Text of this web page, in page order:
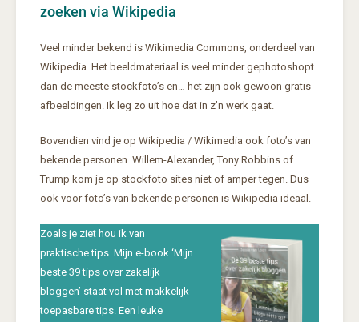
zoeken via Wikipedia
Veel minder bekend is Wikimedia Commons, onderdeel van
Wikipedia. Het beeldmateriaal is veel minder gephotoshopt
dan de meeste stockfoto’s en… het zijn ook gewoon gratis
afbeeldingen. Ik leg zo uit hoe dat in z’n werk gaat.
Bovendien vind je op Wikipedia / Wikimedia ook foto’s van
bekende personen. Willem-Alexander, Tony Robbins of
Trump kom je op stockfoto sites niet of amper tegen. Dus
ook voor foto’s van bekende personen is Wikipedia ideaal.
Zoals je ziet hou ik van
praktische tips. Mijn e-book ‘Mijn
beste 39 tips over zakelijk
bloggen’ staat vol met makkelijk
toepasbare tips. Een leuke